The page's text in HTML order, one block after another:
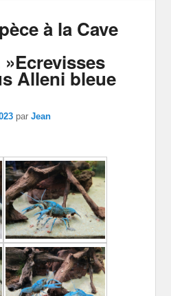
à la Cave
Alleni bleue
parJean